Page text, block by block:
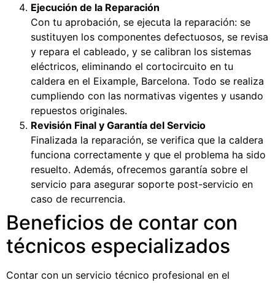
Ejecución de la Reparación
Con tu aprobación, se ejecuta la reparación: se
sustituyen los componentes defectuosos, se revisa
y repara el cableado, y se calibran los sistemas
eléctricos, eliminando el cortocircuito en tu
caldera en el Eixample, Barcelona. Todo se realiza
cumpliendo con las normativas vigentes y usando
repuestos originales.
Revisión Final y Garantía del Servicio
Finalizada la reparación, se verifica que la caldera
funciona correctamente y que el problema ha sido
resuelto. Además, ofrecemos garantía sobre el
servicio para asegurar soporte post-servicio en
caso de recurrencia.
Beneficios de contar con
técnicos especializados
Contar con un servicio técnico profesional en el